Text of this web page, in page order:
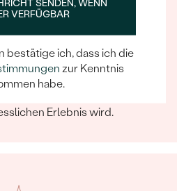
0.07 ct
SI
G-H
Natürlich
Erlebnis
einkaufen, können Sie
dass unser Team dafür sorgt,
Erlebnis wird.
SENDEN, WENN
VERFÜGBAR
bestätige ich, dass ich die
zur Kenntnis
habe.